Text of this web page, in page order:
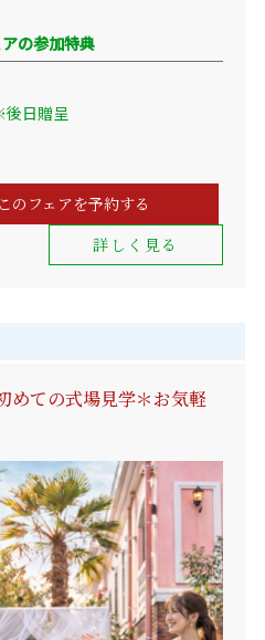
の参加特典
日贈呈
このフェアを予約する
詳しく見る
めての式場見学＊お気軽